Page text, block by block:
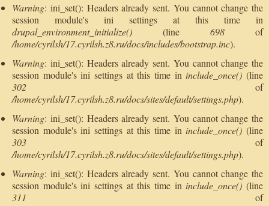
Warning: ini_set(): Headers already sent. You cannot change the
session module's ini settings at this time in
drupal_environment_initialize() (line 698 of
/home/cyrilsh/17.cyrilsh.z8.ru/docs/includes/bootstrap.inc).
Warning: ini_set(): Headers already sent. You cannot change the
session module's ini settings at this time in include_once() (line
302 of
/home/cyrilsh/17.cyrilsh.z8.ru/docs/sites/default/settings.php).
Warning: ini_set(): Headers already sent. You cannot change the
session module's ini settings at this time in include_once() (line
303 of
/home/cyrilsh/17.cyrilsh.z8.ru/docs/sites/default/settings.php).
Warning: ini_set(): Headers already sent. You cannot change the
session module's ini settings at this time in include_once() (line
311 of